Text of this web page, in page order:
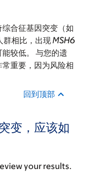
合征基因突变（如
群相比，出现MSH6
较低。 与您的遗
重要，因为风险相
回到顶部
变，应该如
your results.